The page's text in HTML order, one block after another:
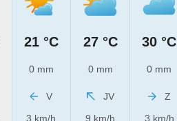
21 °C
0 mm
V
3 km/h
27 °C
0 mm
JV
9 km/h
30 °C
0 mm
Z
3 km/h